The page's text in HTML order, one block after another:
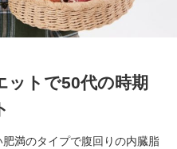
ットで50代の時期
満のタイプで腹回りの内臓脂